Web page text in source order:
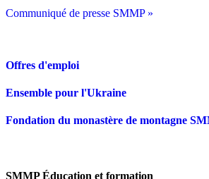
Communiqué de presse SMMP »
Offres d'emploi
Ensemble pour l'Ukraine
Fondation du monastère de montagne
SMMP Éducation et formation